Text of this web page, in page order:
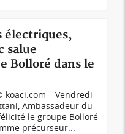
électriques,
salue
Bolloré dans le
– Vendredi
Ambassadeur du
le groupe Bolloré
précurseur...